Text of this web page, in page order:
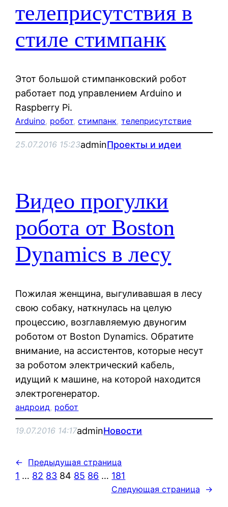
телеприсутствия в
стиле стимпанк
Этот большой стимпанковский робот
работает под управлением Arduino и
Raspberry Pi.
Arduino, робот, стимпанк, телеприсутствие
25.07.2016 15:23adminПроекты и идеи
Видео прогулки
робота от Boston
Dynamics в лесу
Пожилая женщина, выгуливавшая в лесу
свою собаку, наткнулась на целую
процессию, возглавляемую двуногим
роботом от Boston Dynamics. Обратите
внимание, на ассистентов, которые несут
за роботом электрический кабель,
идущий к машине, на которой находится
электрогенератор.
андроид, робот
19.07.2016 14:17adminНовости
← Предыдущая страница
1 … 82 83 84 85 86 … 181
Следующая страница →